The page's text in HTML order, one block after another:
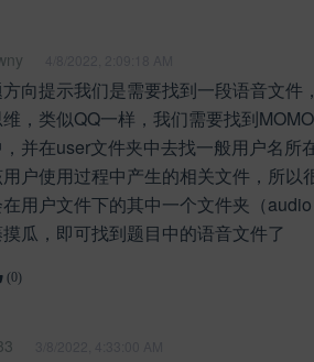
向提示我们是需要找到一段语音文件
，类似QQ一样，我们需要找到
并在user文件夹中去找一般用户名所
户使用过程中产生的相关文件，所以
用户文件下的其中一个文件夹（
瓜，即可找到题目中的语音文件了
(0)